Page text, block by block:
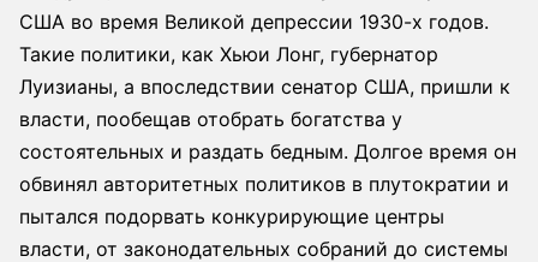
США во время Великой депрессии 1930-х годов.
Такие политики, как Хьюи Лонг, губернатор
Луизианы, а впоследствии сенатор США, пришли к
власти, пообещав отобрать богатства у
состоятельных и раздать бедным. Долгое время он
обвинял авторитетных политиков в плутократии и
пытался подорвать конкурирующие центры
власти, от законодательных собраний до системы